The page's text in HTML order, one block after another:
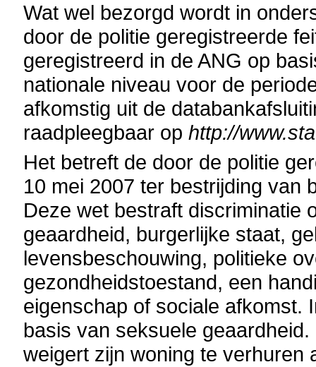
Wat wel bezorgd wordt in
door de politie geregistreerde
geregistreerd in de ANG op
nationale niveau voor de
afkomstig uit de
raadpleegbaar ophttp://
Het betreft de door de politie
10 mei 2007 ter bestrijding van
Deze wet bestraft discriminatie
geaardheid, burgerlijke staat,
levensbeschouwing, politieke
gezondheidstoestand, een
eigenschap of sociale afkomst.
basis van seksuele
weigert zijn woning te verhuren